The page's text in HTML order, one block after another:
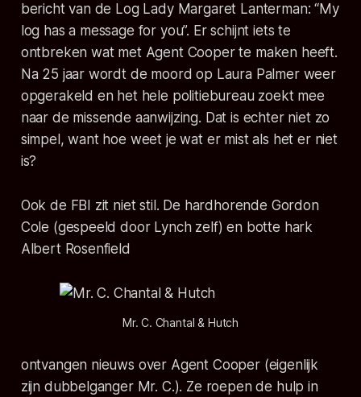
bericht van de Log Lady Margaret Lanterman: “My
log has a message for you”. Er schijnt iets te
ontbreken wat met Agent Cooper te maken heeft.
Na 25 jaar wordt de moord op Laura Palmer weer
opgerakeld en het hele politiebureau zoekt mee
naar de missende aanwijzing. Dat is echter niet zo
simpel, want hoe weet je wat er mist als het er niet
is?
Ook de FBI zit niet stil. De hardhorende Gordon
Cole (gespeeld door Lynch zelf) en botte hark
Albert Rosenfield
Mr. C. Chantal & Hutch
ontvangen nieuws over Agent Cooper (eigenlijk
zijn dubbelganger Mr. C.). Ze roepen de hulp in